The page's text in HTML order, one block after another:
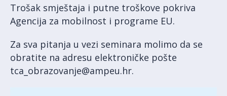
Trošak smještaja i putne troškove pokriva
Agencija za mobilnost i programe EU.
Za sva pitanja u vezi seminara molimo da se
obratite na adresu elektroničke pošte
tca_obrazovanje@ampeu.hr.